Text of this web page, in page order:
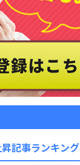
記事ランキング